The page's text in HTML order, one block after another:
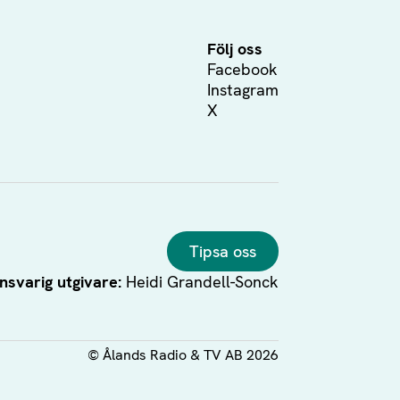
Följ oss
Facebook
Instagram
X
Tipsa oss
utgivare: Heidi Grandell-Sonck
©Ålands Radio & TV AB 2026